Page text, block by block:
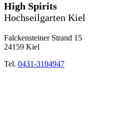
High Spirits
Hochseilgarten Kiel
Falckensteiner Strand 15
24159 Kiel
Tel. 0431-3104947